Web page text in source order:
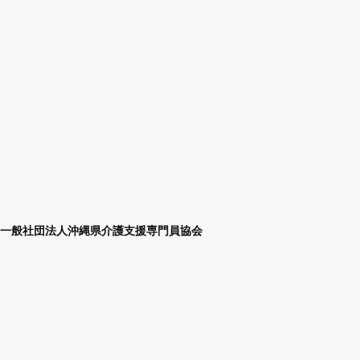
一般社団法人沖縄県介護支援専門員協会